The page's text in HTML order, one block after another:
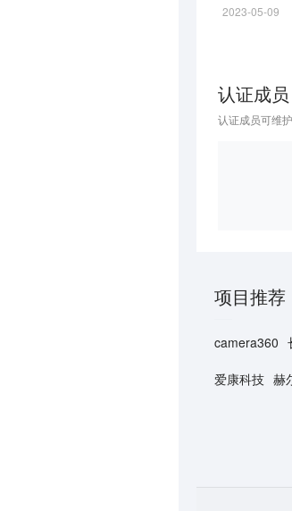
2023-05-09
认证成员
认证成员可维
项目推荐
camera360
爱康科技 赫